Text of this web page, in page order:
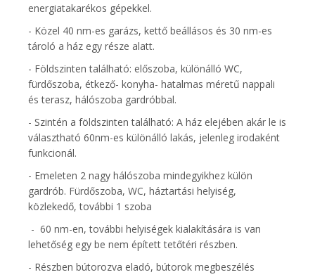
energiatakarékos gépekkel.
- Közel 40 nm-es garázs, kettő beállásos és 30 nm-es
tároló a ház egy része alatt.
- Földszinten található: előszoba, különálló WC,
fürdőszoba, étkező- konyha- hatalmas méretű nappali
és terasz, hálószoba gardróbbal.
- Szintén a földszinten található: A ház elejében akár le is
választható 60nm-es különálló lakás, jelenleg irodaként
funkcionál.
- Emeleten 2 nagy hálószoba mindegyikhez külön
gardrób. Fürdőszoba, WC, háztartási helyiség,
közlekedő, további 1 szoba
- 60 nm-en, további helyiségek kialakítására is van
lehetőség egy be nem épített tetőtéri részben.
- Részben bútorozva eladó, bútorok megbeszélés